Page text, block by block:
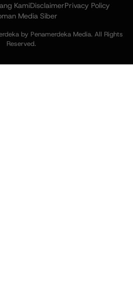
KamiDisclaimerPrivacy Policy
Media Siber
by Penamerdeka Media. All Rights
Reserved.